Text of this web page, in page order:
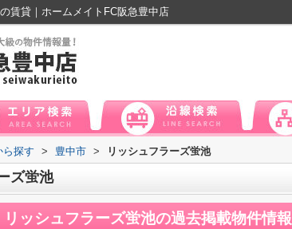
賃貸｜ホームメイトFC阪急豊中店
ら探す > 豊中市 > リッシュフラーズ蛍池
ズ蛍池
リッシュフラーズ蛍池の過去掲載物件情報